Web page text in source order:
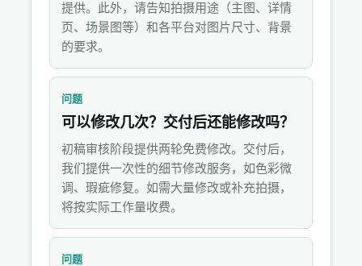
提供。此外，请告知拍摄用途（主图、详情
页、场景图等）和各平台对图片尺寸、背景
的要求。
问题
可以修改几次？交付后还能修改吗？
初稿审核阶段提供两轮免费修改。交付后，
我们提供一次性的细节修改服务，如色彩微
调、瑕疵修复。如需大量修改或补充拍摄，
将按实际工作量收费。
问题